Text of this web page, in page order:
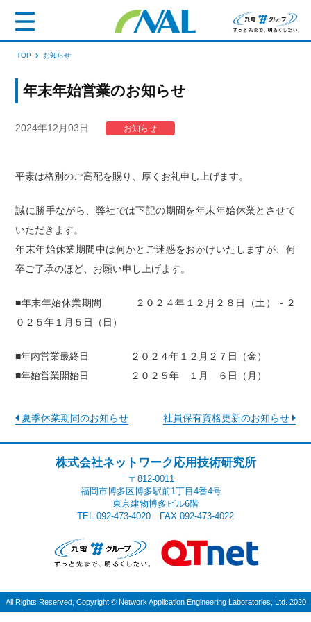
TOP お知らせ
年末年始営業のお知らせ
2024年12月03日 お知らせ
平素は格別のご高配を賜り、厚くお礼申し上げます。
誠に勝手ながら、弊社では下記の期間を年末年始休業とさせて
いただきます。
年末年始休業期間中は何かとご迷惑をおかけいたしますが、何
卒ご了承のほど、お願い申し上げます。
■年末年始休業期間 ２０２４年１２月２８日（土）～２
０２５年１月５日（日）
■年内営業最終日 ２０２４年１２月２７日（金）
■年始営業開始日 ２０２５年 １月 ６日（月）
夏季休業期間のお知らせ 社員保有資格更新のお知らせ
株式会社ネットワーク応用技術研究所
〒812-0011
福岡市博多区博多駅前1丁目4番4号
東京建物博多ビル6階
TEL 092-473-4020 FAX 092-473-4022
All Rights Reserved, Copyright ©Network Application Engineering Laboratories, Ltd. 2020